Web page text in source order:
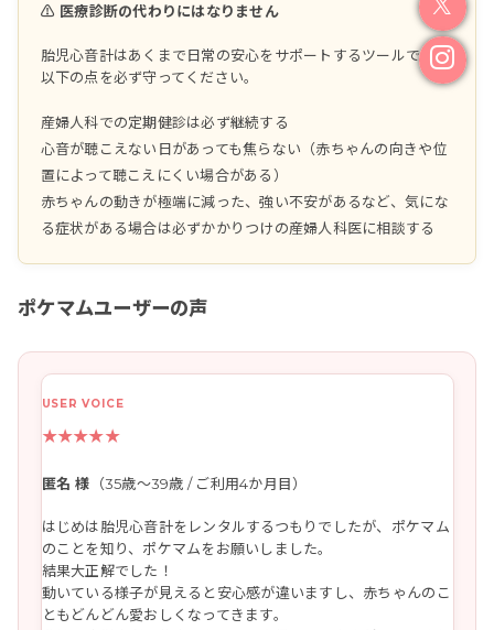
⚠️ 医療診断の代わりにはなりません
胎児心音計はあくまで日常の安心をサポートするツールです。
以下の点を必ず守ってください。
産婦人科での定期健診は必ず継続する
心音が聴こえない日があっても焦らない（赤ちゃんの向きや位
置によって聴こえにくい場合がある）
赤ちゃんの動きが極端に減った、強い不安があるなど、気にな
る症状がある場合は必ずかかりつけの産婦人科医に相談する
ポケマムユーザーの声
★★★★★
匿名 様 （35歳～39歳 / ご利用4か月目）
はじめは胎児心音計をレンタルするつもりでしたが、ポケマム
のことを知り、ポケマムをお願いしました。
結果大正解でした！
動いている様子が見えると安心感が違いますし、赤ちゃんのこ
ともどんどん愛おしくなってきます。